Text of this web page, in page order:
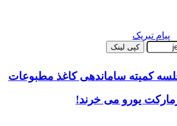
پیام تبریک
کپی لینک
کمیته ساماندهی کاغذ مطبوعات
یورو می خرند!